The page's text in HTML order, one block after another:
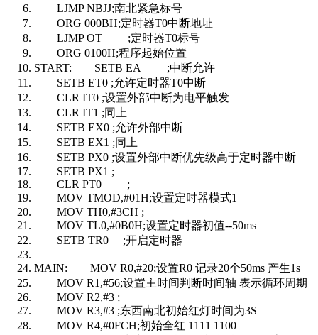
LJMP NBJJ;南北紧急标号
ORG 000BH;定时器T0中断地址
LJMP OT ;定时器T0标号
ORG 0100H;程序起始位置
START: SETB EA ;中断允许
SETB ET0 ;允许定时器T0中断
CLR IT0 ;设置外部中断为电平触发
CLR IT1 ;同上
SETB EX0 ;允许外部中断
SETB EX1 ;同上
SETB PX0 ;设置外部中断优先级高于定时器中断
SETB PX1 ;
CLR PT0 ;
MOV TMOD,#01H;设置定时器模式1
MOV TH0,#3CH ;
MOV TL0,#0B0H;设置定时器初值--50ms
SETB TR0 ;开启定时器
MAIN: MOV R0,#20;设置R0 记录20个50ms 产生1s
MOV R1,#56;设置主时间判断时间轴 表示循环周期
MOV R2,#3 ;
MOV R3,#3 ;东西南北初始红灯时间为3S
MOV R4,#0FCH;初始全红 1111 1100